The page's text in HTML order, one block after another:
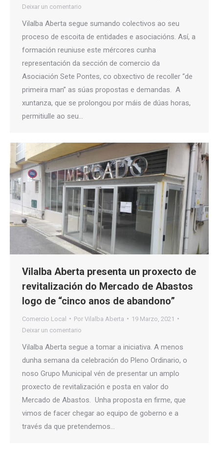
Deixar un comentario
Vilalba Aberta segue sumando colectivos ao seu
proceso de escoita de entidades e asociacións. Así, a
formación reuniuse este mércores cunha
representación da sección de comercio da
Asociación Sete Pontes, co obxectivo de recoller “de
primeira man” as súas propostas e demandas. A
xuntanza, que se prolongou por máis de dúas horas,
permitiulle ao seu…
Vilalba Aberta presenta un proxecto de
revitalización do Mercado de Abastos
logo de “cinco anos de abandono”
Comercio Local Por Vilalba Aberta
19 Marzo, 2021
Deixar un comentario
Vilalba Aberta segue a tomar a iniciativa. A menos
dunha semana da celebración do Pleno Ordinario, o
noso Grupo Municipal vén de presentar un amplo
proxecto de revitalización e posta en valor do
Mercado de Abastos. Unha proposta en firme, que
vimos de facer chegar ao equipo de goberno e a
través da que pretendemos…